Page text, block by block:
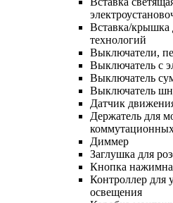
Вставка/
технологий
Выключатели,
Выключатель с
Выключатель
Выключатель
Датчик
Держатель для
Диммер
Заглушка для
Кнопка
Контроллер для
освещения